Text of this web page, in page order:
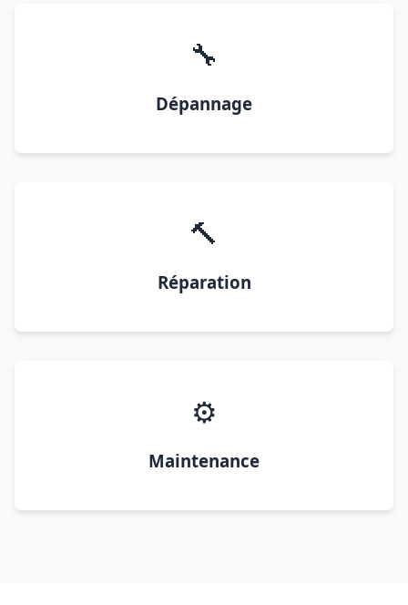
🔧
Dépannage
🔨
Réparation
⚙️
Maintenance